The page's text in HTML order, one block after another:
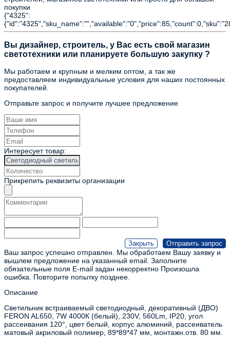
покупки
{"4325":
Вы дизайнер, строитель, у Вас есть свой магазин
светотехники или планируете большую закупку ?
Мы работаем и крупным и мелким оптом, а так же
предоставляем индивидуальные условия для наших постоянных
покупателей.
Отправьте запрос и получите лучшее предложение
Интересует товар:
Прикрепить реквизиты организации
Ваш запрос успешно отправлен. Мы обработаем Вашу заявку и
вышлем предложение на указанный email. Заполните
обязательные поля E-mail задан некорректно Произошла
ошибка. Повторите попытку позднее.
Описание
Светильник встраиваемый светодиодный, декоративный (ДВО)
FERON AL650, 7W 4000К (белый), 230V, 560Lm, IP20, угол
рассеивания 120°, цвет белый, корпус алюминий, рассеиватель
матовый акриловый полимер, 89*89*47 мм, монтажн.отв. 80 мм.